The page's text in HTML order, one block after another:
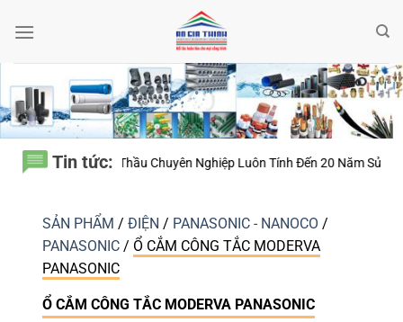
qua
Tin tức:
Chuyên Nghiệp Luôn Tính Đến 20 Năm Sử Dụng Thay Vì Chỉ Giá
SẢN PHẨM / ĐIỆN / PANASONIC - NANOCO /
PANASONIC / Ổ CẮM CÔNG TẮC MODERVA
PANASONIC
Ổ CẮM CÔNG TẮC MODERVA PANASONIC